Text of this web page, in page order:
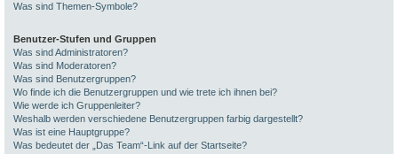
Was sind Themen-Symbole?
Benutzer-Stufen und Gruppen
Was sind Administratoren?
Was sind Moderatoren?
Was sind Benutzergruppen?
Wo finde ich die Benutzergruppen und wie trete ich ihnen bei?
Wie werde ich Gruppenleiter?
Weshalb werden verschiedene Benutzergruppen farbig dargestellt?
Was ist eine Hauptgruppe?
Was bedeutet der „Das Team“-Link auf der Startseite?